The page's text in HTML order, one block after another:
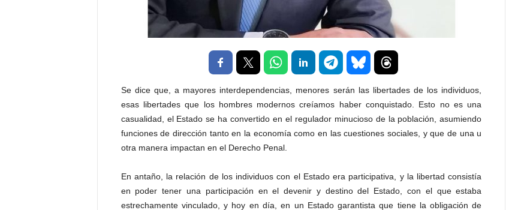
Se dice que, a mayores interdependencias, menores serán las libertades de los individuos,
esas libertades que los hombres modernos creíamos haber conquistado. Esto no es una
casualidad, el Estado se ha convertido en el regulador minucioso de la población, asumiendo
funciones de dirección tanto en la economía como en las cuestiones sociales, y que de una u
otra manera impactan en el Derecho Penal.
En antaño, la relación de los individuos con el Estado era participativa, y la libertad consistía
en poder tener una participación en el devenir y destino del Estado, con el que estaba
estrechamente vinculado, y hoy en día, en un Estado garantista que tiene la obligación de